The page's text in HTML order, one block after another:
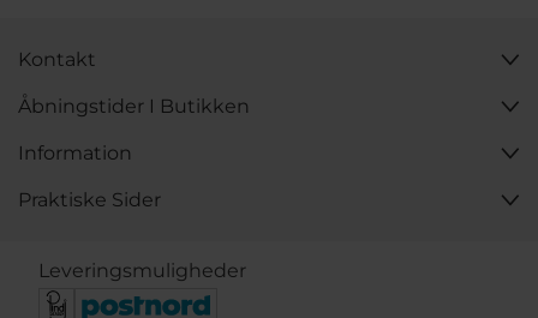
Kontakt
Åbningstider I Butikken
Information
Praktiske Sider
Leveringsmuligheder